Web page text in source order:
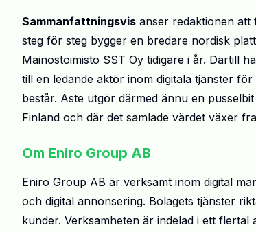
Sammanfattningsvis anser redaktionen
steg för steg bygger en bredare nordisk
Mainostoimisto SST Oy tidigare i år. Därtill
till en ledande aktör inom digitala tjänster
består. Aste utgör därmed ännu en
Finland och där det samlade värdet växer
Om Eniro Group AB
Eniro Group AB är verksamt inom digital
och digital annonsering. Bolagets tjänster
kunder. Verksamheten är indelad i ett